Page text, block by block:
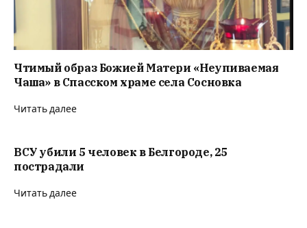
Чтимый образ Божией Матери «Неупиваемая
Чаша» в Спасском храме села Сосновка
Читать далее
ВСУ убили 5 человек в Белгороде, 25
пострадали
Читать далее